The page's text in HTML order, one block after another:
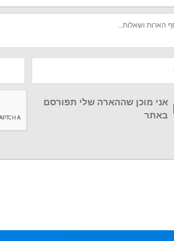
אני מוכן שההארה שלי תפורסם
באתר